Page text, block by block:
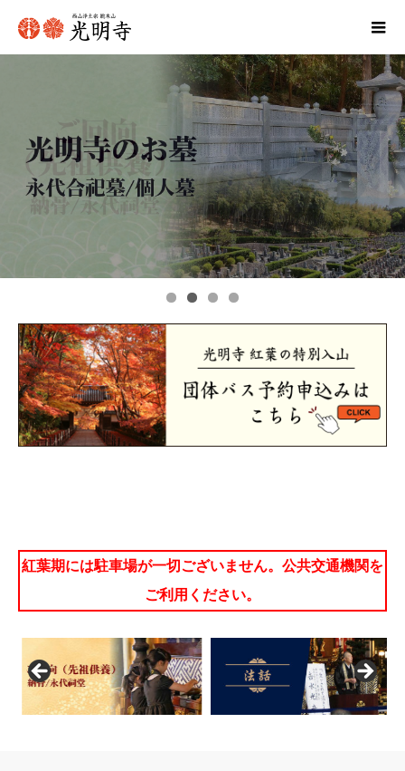
紅葉期には駐車場が一切ございません。公共交通機関を
ご利用ください。